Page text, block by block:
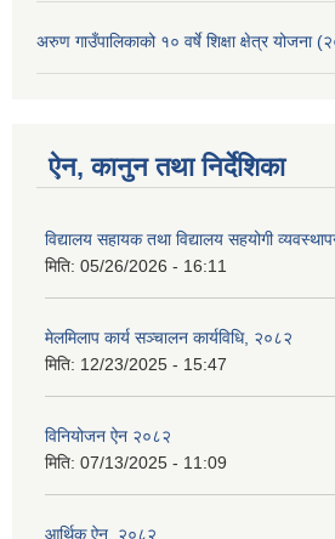
अरुण गाउँपालिकाको १० वर्षे शिक्षा क्षेत्र योजना
ऐन, कानुन तथा निर्देशिका
विद्यालय सहायक तथा विद्यालय सहयोगी
मिति: 05/26/2026 - 16:11
मेलमिलाप कार्य सञ्चालन कार्यविधि, २०८२
मिति: 12/23/2025 - 15:47
विनियोजन ऐन २०८२
मिति: 07/13/2025 - 11:09
आर्थिक ऐन, २०८२